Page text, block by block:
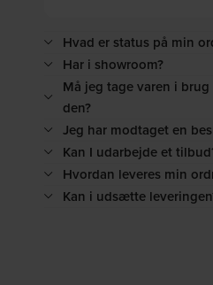
Hvad er status på min
Har i showroom?
Må jeg tage varen i
den?
Jeg har modtaget en
Kan I udarbejde et
Hvordan leveres min
Kan i udsætte